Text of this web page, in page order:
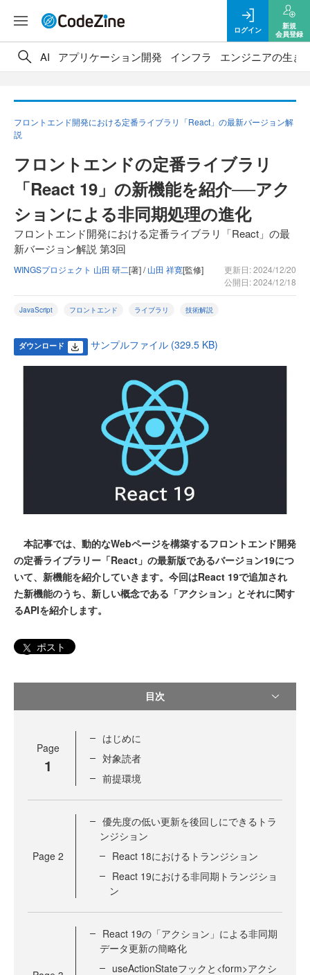
ログイン
新規
会員登録
AI アプリケーション開発 インフラ エンジニアの生き
フロントエンド開発における定番ライブラリ「React」の最新バージョン解
説
フロントエンドの定番ライブラリ
「React 19」の新機能を紹介──アク
ションによる非同期処理の進化
フロントエンド開発における定番ライブラリ「React」の最
新バージョン解説 第3回
WINGSプロジェクト 山田 研二[著] /山田 祥寛[監修]
更新日: 2024/12/20
公開日: 2024/12/18
JavaScript フロントエンド ライブラリ 技術解説
ダウンロード サンプルファイル (329.5 KB)
本記事では、動的なWebページを構築するフロントエンド開発
の定番ライブラリー「React」の最新版であるバージョン19につ
いて、新機能を紹介していきます。今回はReact 19で追加され
た新機能のうち、新しい概念である「アクション」とそれに関す
るAPIを紹介します。
ポスト
目次
Page
1
はじめに
対象読者
前提環境
Page 2
優先度の低い更新を後回しにできるトラ
ンジション
React 18におけるトランジション
React 19における非同期トランジショ
ン
React 19の「アクション」による非同期
データ更新の簡略化
useActionStateフックと<form>アクシ